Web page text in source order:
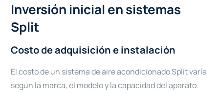
Inversión inicial en sistemas
Split
Costo de adquisición e instalación
El costo de un sistema de aire acondicionado Split varía
según la marca, el modelo y la capacidad del aparato.